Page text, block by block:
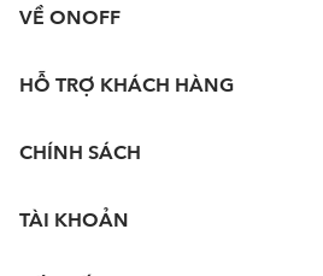
HỖ TRỢ KHÁCH HÀNG
TÀI KHOẢN
CHÍNH SÁCH
VỀ ONOFF